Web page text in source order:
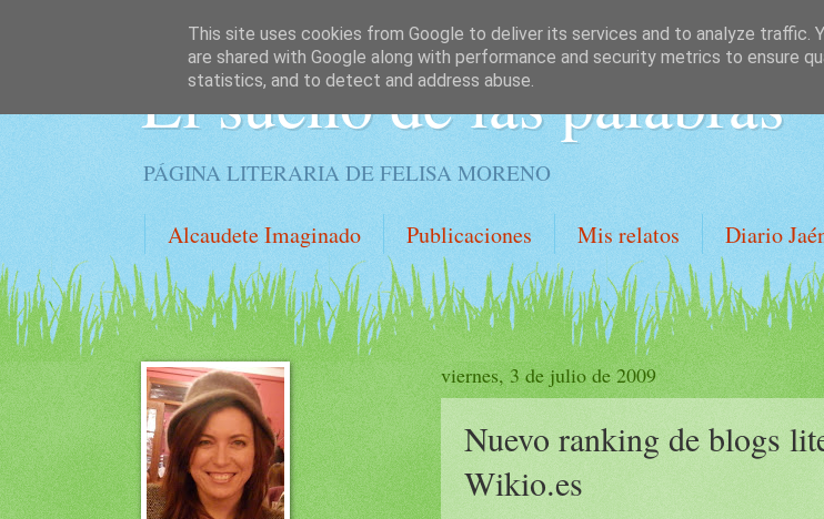
El sueño de las palabras
PÁGINA LITERARIA DE FELISA MORENO
Alcaudete Imaginado Publicaciones Mis relatos Diario
viernes, 3 de julio de 2009
Nuevo ranking de blogs
Wikio.es
This site uses cookies from Google to deliver its services and to analyze traffic.
are shared with Google along with performance and security metrics to ensure
statistics, and to detect and address abuse.